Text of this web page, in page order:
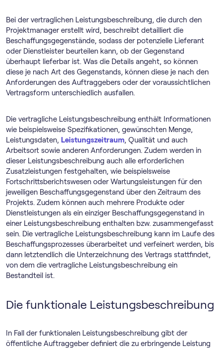
Bei der vertraglichen Leistungsbeschreibung, die durch den
Projektmanager erstellt wird, beschreibt detailliert die
Beschaffungsgegenstände, sodass der potenzielle Lieferant
oder Dienstleister beurteilen kann, ob der Gegenstand
überhaupt lieferbar ist. Was die Details angeht, so können
diese je nach Art des Gegenstands, können diese je nach den
Anforderungen des Auftraggebers oder der voraussichtlichen
Vertragsform unterschiedlich ausfallen.
Die vertragliche Leistungsbeschreibung enthält Informationen
wie beispielsweise Spezifikationen, gewünschten Menge,
Leistungsdaten, Leistungszeitraum, Qualität und auch
Arbeitsort sowie anderen Anforderungen. Zudem werden in
dieser Leistungsbeschreibung auch alle erforderlichen
Zusatzleistungen festgehalten, wie beispielsweise
Fortschrittsberichtswesen oder Wartungsleistungen für den
jeweiligen Beschaffungsgegenstand über den Zeitraum des
Projekts. Zudem können auch mehrere Produkte oder
Dienstleistungen als ein einziger Beschaffungsgegenstand in
einer Leistungsbeschreibung enthalten bzw. zusammengefasst
sein. Die vertragliche Leistungsbeschreibung kann im Laufe des
Beschaffungsprozesses überarbeitet und verfeinert werden, bis
dann letztendlich die Unterzeichnung des Vertrags stattfindet,
von dem die vertragliche Leistungsbeschreibung ein
Bestandteil ist.
Die funktionale Leistungsbeschreibung
In Fall der funktionalen Leistungsbeschreibung gibt der
öffentliche Auftraggeber definiert die zu erbringende Leistung